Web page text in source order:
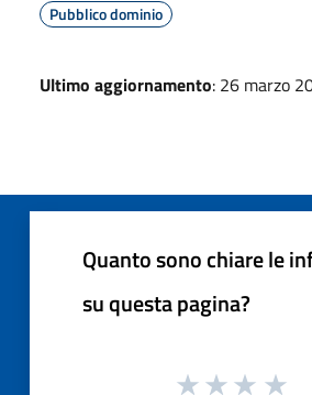
Pubblico dominio
Ultimo aggiornamento: 26 marzo
Quanto sono chiare le
su questa pagina?